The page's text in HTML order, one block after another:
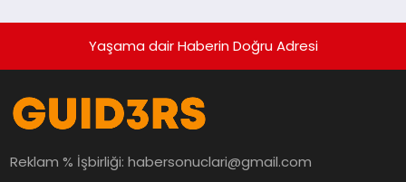
Yaşama dair Haberin Doğru Adresi
Reklam % İşbirliği:habersonuclari@gmail.com